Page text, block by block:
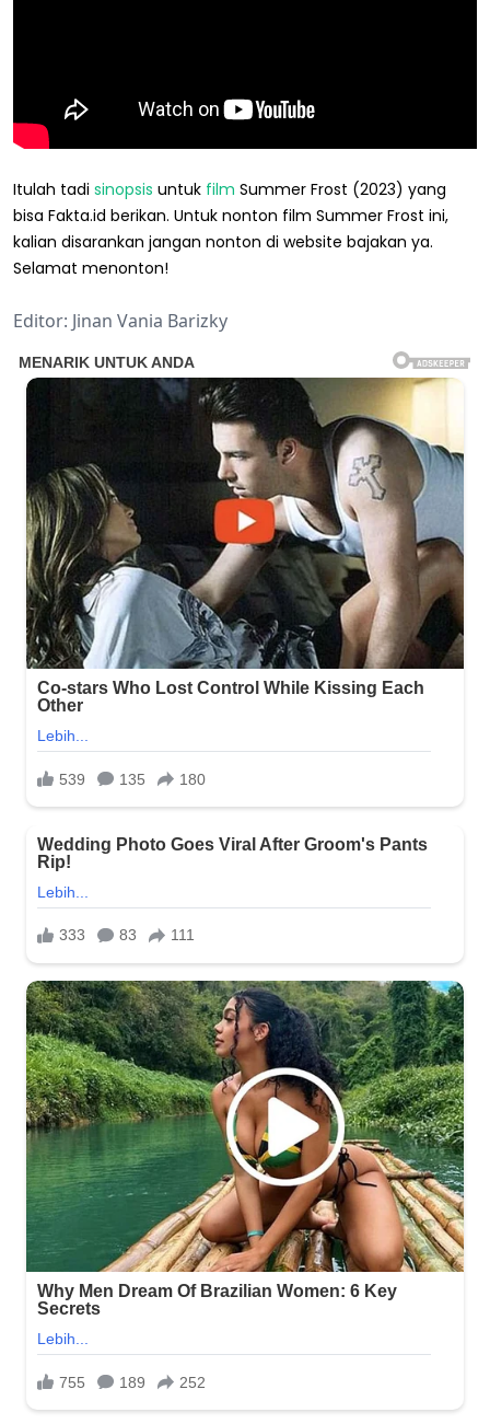
Itulah tadi sinopsis untuk film Summer Frost (2023) yang
bisa Fakta.id berikan. Untuk nonton film Summer Frost ini,
kalian disarankan jangan nonton di website bajakan ya.
Selamat menonton!
Editor: Jinan Vania Barizky